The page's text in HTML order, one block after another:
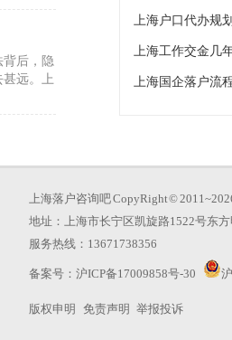
背后，隐
远。上
反其道而
上海积分
上海户口代办规
上海工作交金几
上海国企落户流
上海落户咨询吧CopyRight ©
地址：上海市长宁区凯旋路1522号东
服务热线：13671738356
备案号： 沪ICP备17009858号-30
版权申明 免责声明 举报投诉